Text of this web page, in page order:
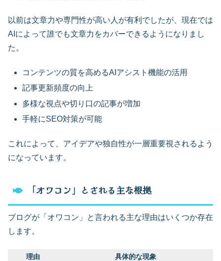
以前は文章力や専門性が高い人が有利でしたが、現在では
AIによって誰でも文章力をカバーできるようになりまし
た。
コンテンツの質を高めるAIアシスト機能の活用
記事更新頻度の向上
多様な視点や切り口の記事が増加
手軽にSEO対策が可能
これによって、アイデアや独自性が一層重要視されるよう
になっています。
「オワコン」とされる主な根拠
ブログが「オワコン」と言われる主な理由はいくつか存在
します。
理由 具体的な現象